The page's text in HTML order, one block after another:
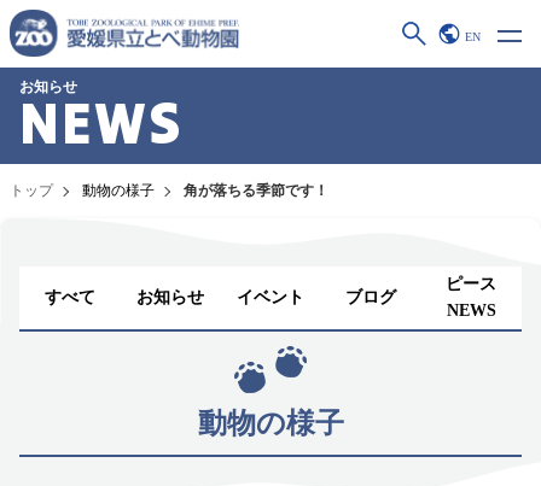
EN
お知らせ
NEWS
トップ 動物の様子 角が落ちる季節です！
すべて お知らせ イベント ブログ
ピース
NEWS
動物の様子